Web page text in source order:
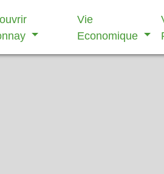
Vie
Economique